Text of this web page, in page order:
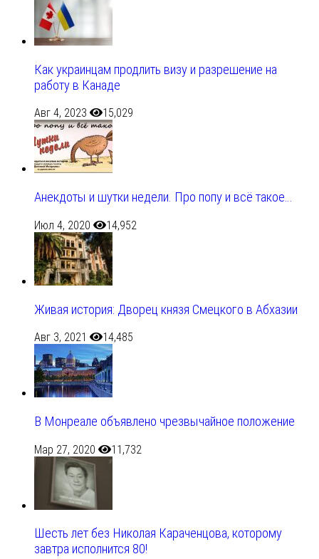
Как украинцам продлить визу и разрешение на
работу в Канаде
Авг 4, 2023 15,029
Анекдоты и шутки недели. Про попу и всё такое…
Июл 4, 2020 14,952
Живая история: Дворец князя Смецкого в Абхазии
Авг 3, 2021 14,485
В Монреале объявлено чрезвычайное положение
Мар 27, 2020 11,732
Шесть лет без Николая Караченцова, которому
завтра исполнится 80!